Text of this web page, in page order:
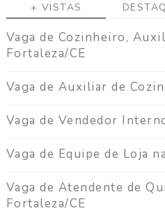
+ VISTAS
Vaga de Cozinheiro,
Fortaleza/CE
Vaga de Auxiliar de
Vaga de Vendedor
Vaga de Equipe de Loja
Vaga de Atendente de
Fortaleza/CE